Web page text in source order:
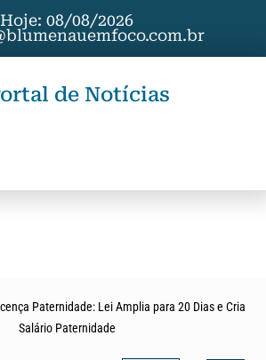
Hoje: 08/08/2026
de Notícias
Paternidade: Lei Amplia para 20 Dias e Cria
Salário Paternidade